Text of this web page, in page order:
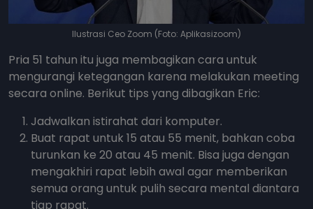
Ilustrasi Ceo Zoom (Foto: Aplikasizoom)
Pria 51 tahun itu juga membagikan cara untuk
mengurangi ketegangan karena melakukan meeting
secara online. Berikut tips yang dibagikan Eric:
Jadwalkan istirahat dari komputer.
Buat rapat untuk 15 atau 55 menit, bahkan coba
turunkan ke 20 atau 45 menit. Bisa juga dengan
mengakhiri rapat lebih awal agar memberikan
semua orang untuk pulih secara mental diantara
tiap rapat.